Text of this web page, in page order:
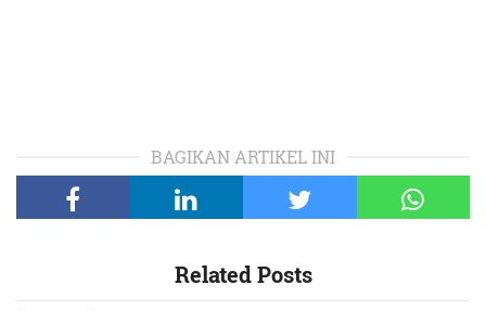
BAGIKAN ARTIKEL INI
Related Posts